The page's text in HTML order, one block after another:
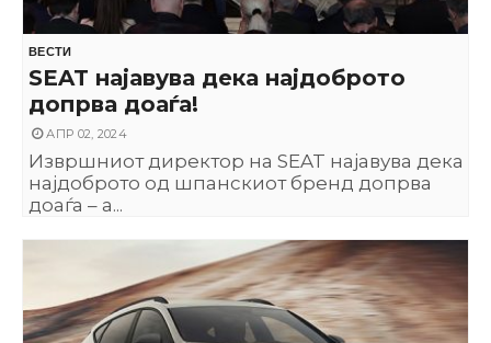
ВЕСТИ
SEAT најавува дека најдоброто
допрва доаѓа!
АПР 02, 2024
Извршниот директор на SEAT најавува дека
најдоброто од шпанскиот бренд допрва
доаѓа – а...